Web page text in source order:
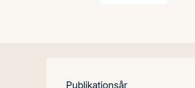
Publikationsår